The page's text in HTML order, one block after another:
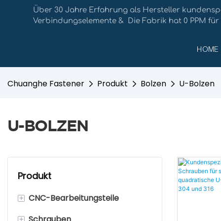
Über 30 Jahre Erfahrung als Hersteller
Verbindungselemente & Die Fabrik hat 0 PPM
HOME
Chuanghe Fastener Produkt Bolzen U-Bolzen
U-BOLZEN
Produkt
+ CNC-Bearbeitungsteile
+